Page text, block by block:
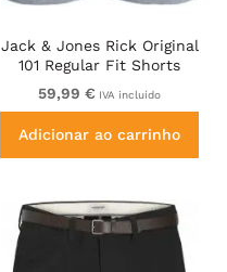
Jack & Jones Rick Original
101 Regular Fit Shorts
Blue
59,99 € IVA incluído
Adicionar ao carrinho